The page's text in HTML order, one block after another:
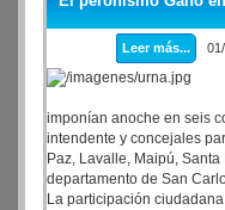
Leer más...
imponían anoche en seis
intendente y concejales
Paz, Lavalle, Maipú,
departamento de San
La participación